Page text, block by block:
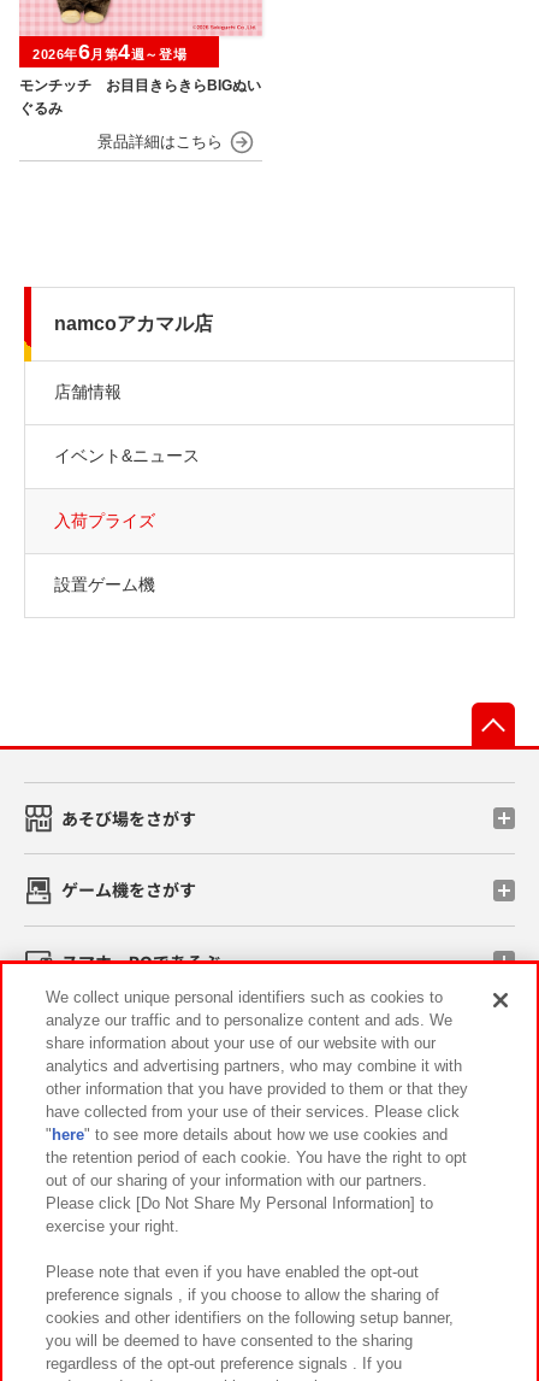
モンチッチ お目目きらきらBIGぬい
ぐるみ
2026年6月第4週～登場
namcoアカマル店
店舗情報
イベント&ニュース
入荷プライズ
設置ゲーム機
あそび場をさがす
ゲーム機をさがす
スマホ・PCであそぶ
イベント・キャンペーン
関連会社 サステナビリティ サイトポリシー
プライバシーポリシー ウェブアクセシビリティ方針と検証結果
お取引先さまとともに
カスタマーハラスメント対応方針 よくあるご質問・お問い合わせ
We collect unique personal identifiers such as cookies to
analyze our traffic and to personalize content and ads. We
share information about your use of our website with our
analytics and advertising partners, who may combine it with
other information that you have provided to them or that they
have collected from your use of their services. Please click
" here" to see more details about how we use cookies and
the retention period of each cookie. You have the right to opt
out of our sharing of your information with our partners.
Please click [Do Not Share My Personal Information] to
exercise your right.
Please note that even if you have enabled the opt-out
preference signals , if you choose to allow the sharing of
cookies and other identifiers on the following setup banner,
you will be deemed to have consented to the sharing
regardless of the opt-out preference signals . If you